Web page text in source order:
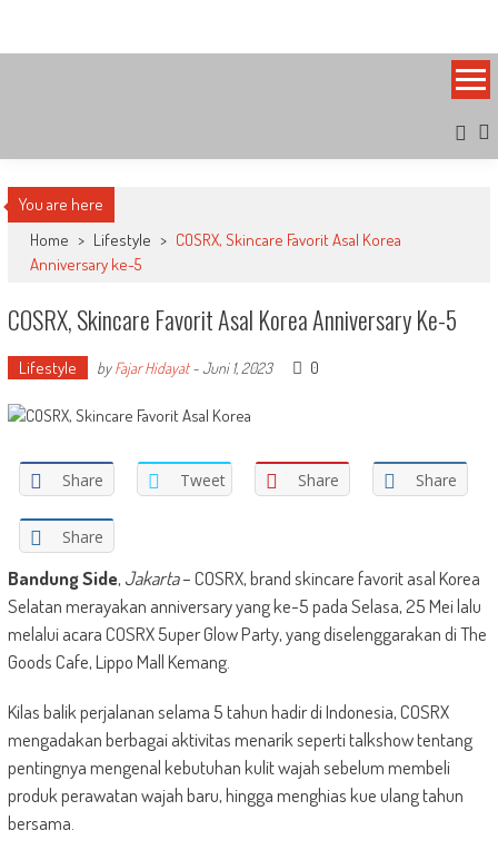
content
You are here
Home > Lifestyle > COSRX, Skincare Favorit Asal Korea
Anniversary ke-5
COSRX, Skincare Favorit Asal Korea Anniversary Ke-5
Lifestyle byFajar Hidayat-Juni 1, 2023 0
Share Tweet Share Share
Share
Bandung Side, Jakarta– COSRX, brand skincare favorit asal Korea
Selatan merayakan anniversary yang ke-5 pada Selasa, 25 Mei lalu
melalui acara COSRX 5uper Glow Party, yang diselenggarakan di The
Goods Cafe, Lippo Mall Kemang.
Kilas balik perjalanan selama 5 tahun hadir di Indonesia, COSRX
mengadakan berbagai aktivitas menarik seperti talkshow tentang
pentingnya mengenal kebutuhan kulit wajah sebelum membeli
produk perawatan wajah baru, hingga menghias kue ulang tahun
bersama.